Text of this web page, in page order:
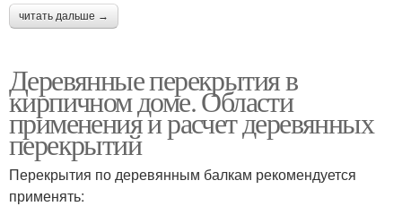
читать дальше →
Деревянные перекрытия в
кирпичном доме. Области
применения и расчет деревянных
перекрытий
Перекрытия по деревянным балкам рекомендуется
применять: